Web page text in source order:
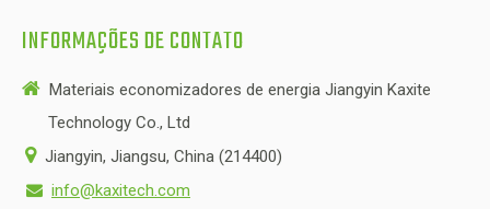
INFORMAÇÕES DE CONTATO
 Materiais economizadores de energia Jiangyin Kaxite
Technology Co., Ltd
Jiangyin, Jiangsu, China (214400)
 info@kaxitech.com